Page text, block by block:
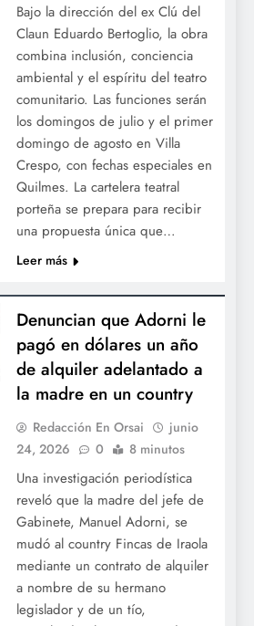
Bajo la dirección del ex Clú del
Claun Eduardo Bertoglio, la obra
combina inclusión, conciencia
ambiental y el espíritu del teatro
comunitario. Las funciones serán
los domingos de julio y el primer
domingo de agosto en Villa
Crespo, con fechas especiales en
Quilmes. La cartelera teatral
porteña se prepara para recibir
una propuesta única que…
Leer más
Denuncian que Adorni le
pagó en dólares un año
de alquiler adelantado a
la madre en un country
Redacción En Orsai
junio
24, 2026
0 8 minutos
Una investigación periodística
reveló que la madre del jefe de
Gabinete, Manuel Adorni, se
mudó al country Fincas de Iraola
mediante un contrato de alquiler
a nombre de su hermano
legislador y de un tío,